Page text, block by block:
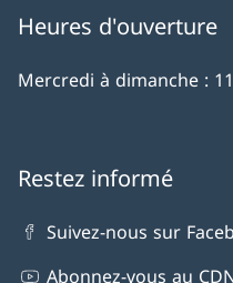
Heures d'ouverture
Mercredi à dimanche :
Restez informé
Suivez-nous sur
Abonnez-vous au